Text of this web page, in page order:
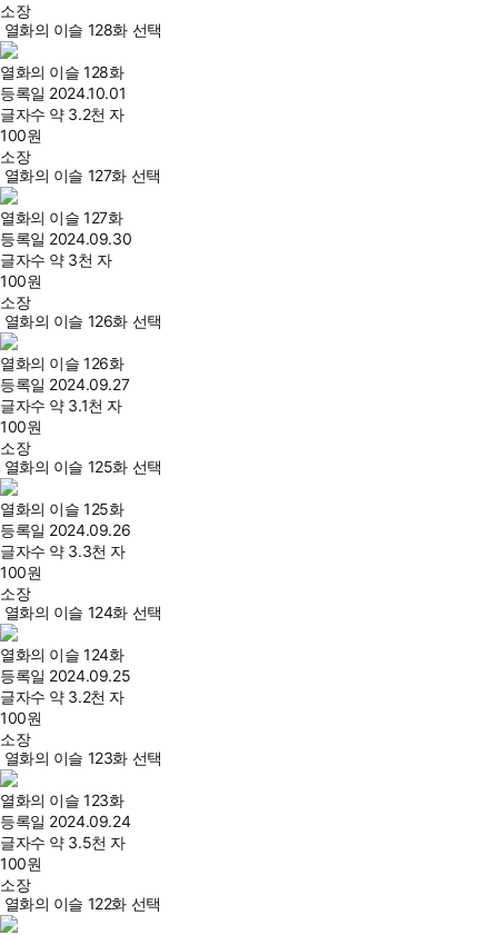
소장
열화의 이슬 128화 선택
열화의 이슬 128화
등록일 2024.10.01
글자수 약 3.2천 자
100원
소장
열화의 이슬 127화 선택
열화의 이슬 127화
등록일 2024.09.30
글자수 약 3천 자
100원
소장
열화의 이슬 126화 선택
열화의 이슬 126화
등록일 2024.09.27
글자수 약 3.1천 자
100원
소장
열화의 이슬 125화 선택
열화의 이슬 125화
등록일 2024.09.26
글자수 약 3.3천 자
100원
소장
열화의 이슬 124화 선택
열화의 이슬 124화
등록일 2024.09.25
글자수 약 3.2천 자
100원
소장
열화의 이슬 123화 선택
열화의 이슬 123화
등록일 2024.09.24
글자수 약 3.5천 자
100원
소장
열화의 이슬 122화 선택